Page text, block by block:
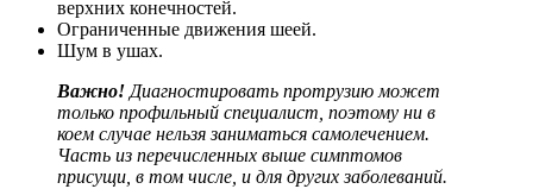
верхних конечностей.
Ограниченные движения шеей.
Шум в ушах.
Важно!Диагностировать протрузию может
только профильный специалист, поэтому ни в
коем случае нельзя заниматься самолечением.
Часть из перечисленных выше симптомов
присущи, в том числе, и для других заболеваний.